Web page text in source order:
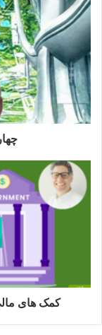
نظریه پرداز
اصطلاح فمنیست را
ها در ایالات متحده
حقوق متناسب با
فالانستر ها
ساکن بود
معیار اصلی ثروت
علایق و مطلوب
البته در این میان
زیادی نداشتند پول
کمک های